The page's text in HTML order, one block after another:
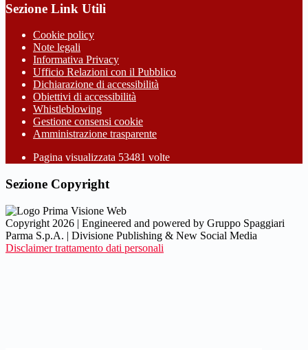
Sezione Link Utili
Cookie policy
Note legali
Informativa Privacy
Ufficio Relazioni con il Pubblico
Dichiarazione di accessibilità
Obiettivi di accessibilità
Whistleblowing
Gestione consensi cookie
Amministrazione trasparente
Pagina visualizzata 53481 volte
Sezione Copyright
Copyright 2026 | Engineered and powered by Gruppo Spaggiari
Parma S.p.A. | Divisione Publishing & New Social Media
Disclaimer trattamento dati personali